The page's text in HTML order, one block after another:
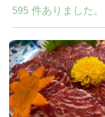
595 件ありました。